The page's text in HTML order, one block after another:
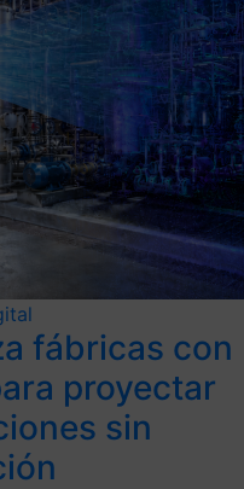
fábricas con
proyectar
sin